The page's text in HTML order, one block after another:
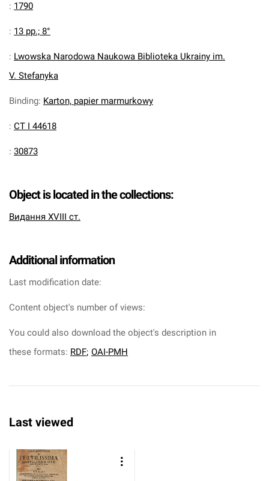
: 1790
: 13 pp.; 8°
: Lwowska Narodowa Naukowa Biblioteka Ukrainy im.
V. Stefanyka
Binding: Karton, papier marmurkowy
: CT I 44618
: 30873
Object is located in the collections:
Видання XVIII ст.
Additional information
Last modification date:
Content object's number of views:
You could also download the object's description in
these formats: RDF; OAI-PMH
Last viewed